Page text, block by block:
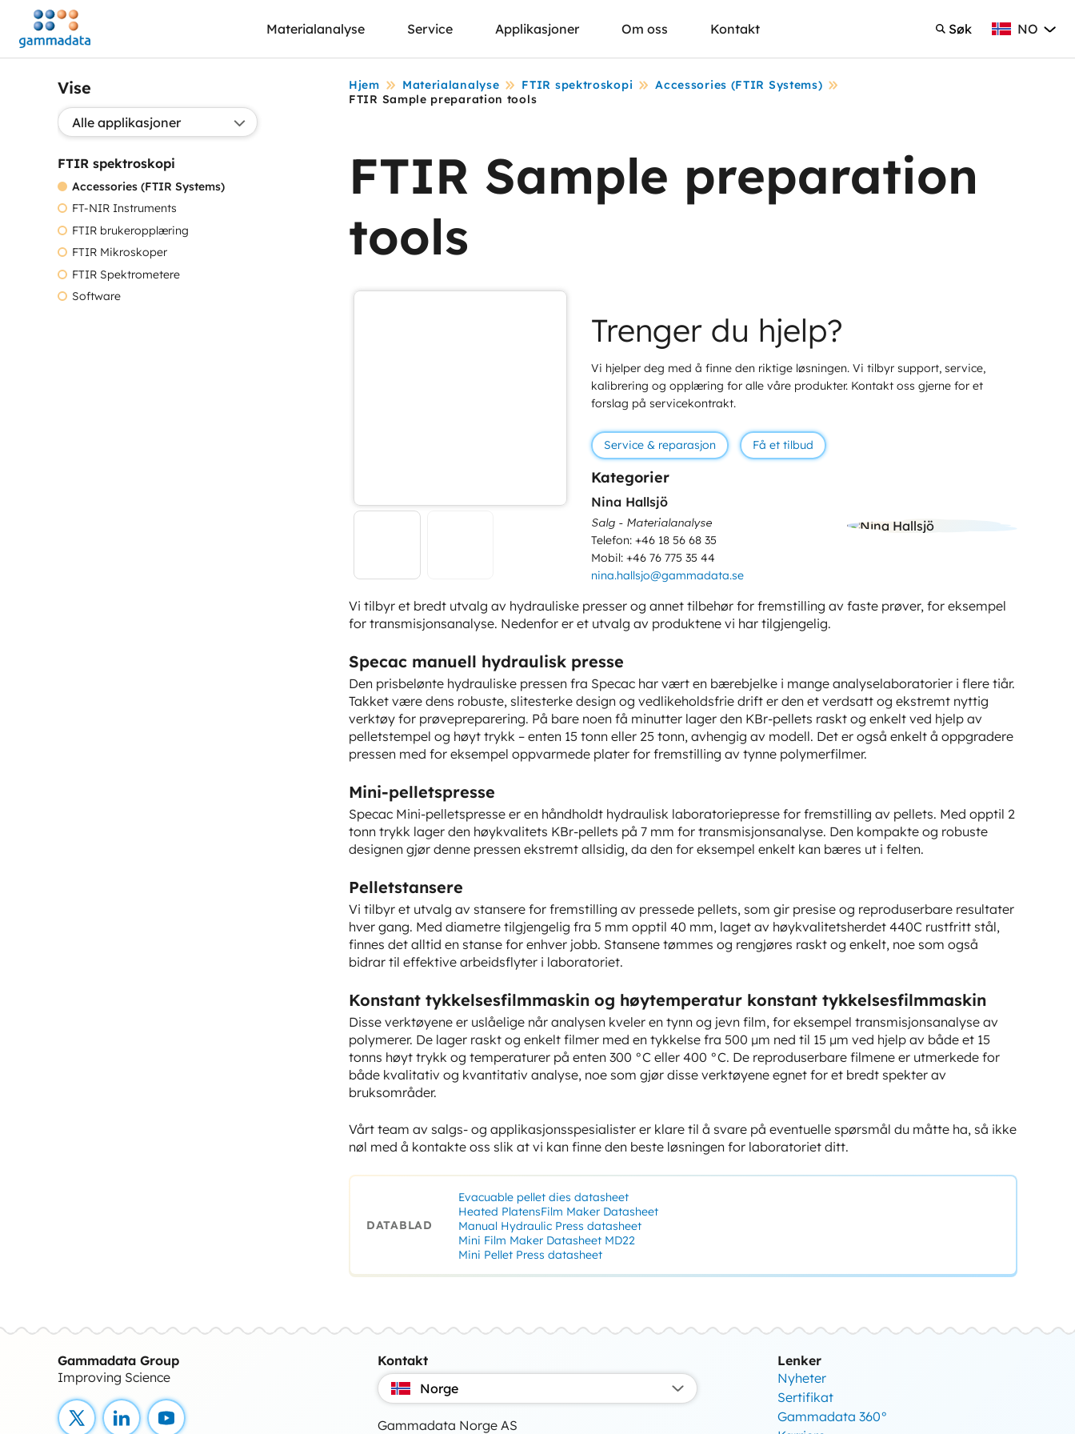
Hopp
hovedinnholdett
Materialanalyse Service Applikasjoner Om oss Kontakt Søk
Søk NorskNO
Vise
Valg applikasjon:
FTIR spektroskopi
Accessories (FTIR Systems)
FT-NIR Instruments
FTIR brukeropplæring
FTIR Mikroskoper
FTIR Spektrometere
Software
Hjem Materialanalyse FTIR spektroskopi
Accessories (FTIR Systems)
FTIR Sample preparation tools
FTIR Sample preparation
tools
Trenger du hjelp?
Vi hjelper deg med å finne den riktige løsningen. Vi tilbyr support, service,
kalibrering og opplæring for alle våre produkter. Kontakt oss gjerne for et
forslag på servicekontrakt.
Service & reparasjon Få et tilbud
Vi tilbyr et bredt utvalg av hydrauliske presser og annet tilbehør for fremstilling av faste prøver, for eksempel
for transmisjonsanalyse. Nedenfor er et utvalg av produktene vi har tilgjengelig.
Specac manuell hydraulisk presse
Den prisbelønte hydrauliske pressen fra Specac har vært en bærebjelke i mange analyselaboratorier i flere tiår.
Takket være dens robuste, slitesterke design og vedlikeholdsfrie drift er den et verdsatt og ekstremt nyttig
verktøy for prøvepreparering. På bare noen få minutter lager den KBr-pellets raskt og enkelt ved hjelp av
pelletstempel og høyt trykk – enten 15 tonn eller 25 tonn, avhengig av modell. Det er også enkelt å oppgradere
pressen med for eksempel oppvarmede plater for fremstilling av tynne polymerfilmer.
Mini-pelletspresse
Specac Mini-pelletspresse er en håndholdt hydraulisk laboratoriepresse for fremstilling av pellets. Med opptil 2
tonn trykk lager den høykvalitets KBr-pellets på 7 mm for transmisjonsanalyse. Den kompakte og robuste
designen gjør denne pressen ekstremt allsidig, da den for eksempel enkelt kan bæres ut i felten.
Pelletstansere
Vi tilbyr et utvalg av stansere for fremstilling av pressede pellets, som gir presise og reproduserbare resultater
hver gang. Med diametre tilgjengelig fra 5 mm opptil 40 mm, laget av høykvalitetsherdet 440C rustfritt stål,
finnes det alltid en stanse for enhver jobb. Stansene tømmes og rengjøres raskt og enkelt, noe som også
bidrar til effektive arbeidsflyter i laboratoriet.
Konstant tykkelsesfilmmaskin og høytemperatur konstant tykkelsesfilmmaskin
Disse verktøyene er uslåelige når analysen kveler en tynn og jevn film, for eksempel transmisjonsanalyse av
polymerer. De lager raskt og enkelt filmer med en tykkelse fra 500 µm ned til 15 µm ved hjelp av både et 15
tonns høyt trykk og temperaturer på enten 300 °C eller 400 °C. De reproduserbare filmene er utmerkede for
både kvalitativ og kvantitativ analyse, noe som gjør disse verktøyene egnet for et bredt spekter av
bruksområder.
Vårt team av salgs- og applikasjonsspesialister er klare til å svare på eventuelle spørsmål du måtte ha, så ikke
nøl med å kontakte oss slik at vi kan finne den beste løsningen for laboratoriet ditt.
DATABLAD
Evacuable pellet dies datasheet
Heated PlatensFilm Maker Datasheet
Manual Hydraulic Press datasheet
Mini Film Maker Datasheet MD22
Mini Pellet Press datasheet
Kategorier
Nina Hallsjö
Salg - Materialanalyse
Telefon: +46 18 56 68 35
Mobil: +46 76 775 35 44
nina.hallsjo@gammadata.se
Gammadata Group
Improving Science
X LinkedInYouTube
Kontakt
Norge
Gammadata Norge AS
Lenker
Nyheter
Sertifikat
Gammadata 360°